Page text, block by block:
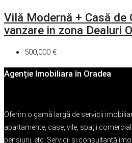
Vilă Modernă + Casă de
vanzare in zona Dealuri
500,000 €
Agenție Imobiliara în Oradea
Oferim o gamă largă de servicii
apartamente, case, vile, spații
pensiuni, etc. Servicii și consultanță